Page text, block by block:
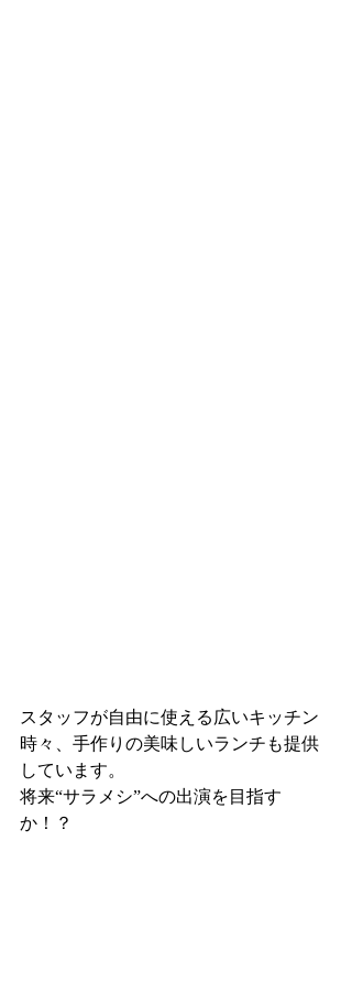
スタッフが自由に使える広いキッチン
時々、手作りの美味しいランチも提供
しています。
将来“サラメシ”への出演を目指す
か！？